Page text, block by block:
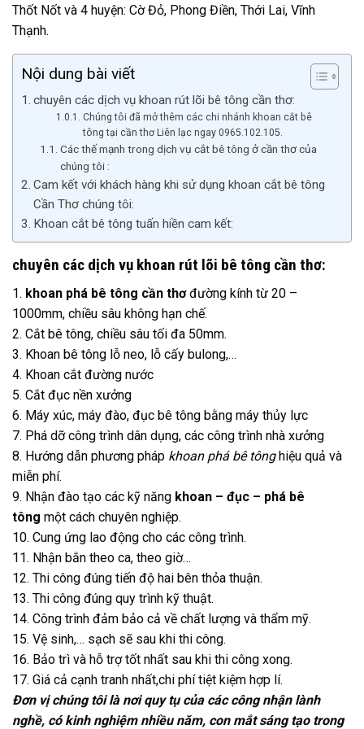
Thốt Nốt và 4 huyện: Cờ Đỏ, Phong Điền, Thới Lai, Vĩnh
Thạnh.
Nội dung bài viết
chuyên các dịch vụ khoan rút lõi bê tông cần thơ:
Chúng tôi đã mở thêm các chi nhánh khoan cắt bê
tông tại cần thơ Liên lạc ngay 0965.102.105.
Các thế mạnh trong dịch vụ cắt bê tông ở cần thơ của
chúng tôi :
Cam kết với khách hàng khi sử dụng khoan cắt bê tông
Cần Thơ chúng tôi:
Khoan cắt bê tông tuấn hiền cam kết:
chuyên các dịch vụ khoan rút lõi bê tông cần thơ:
1. khoan phá bê tông cần thơđường kính từ 20 –
1000mm, chiều sâu không hạn chế.
2. Cắt bê tông, chiều sâu tối đa 50mm.
3. Khoan bê tông lỗ neo, lỗ cấy bulong,…
4. Khoan cắt đường nước
5. Cắt đục nền xưởng
6. Máy xúc, máy đào, đục bê tông bằng máy thủy lực
7. Phá dỡ công trình dân dụng, các công trình nhà xưởng
8. Hướng dẫn phương pháp khoan phá bê tônghiệu quả và
miễn phí.
9. Nhận đào tạo các kỹ năng khoan – đục – phá bê
tông một cách chuyên nghiệp.
10. Cung ứng lao động cho các công trình.
11. Nhận bắn theo ca, theo giờ…
12. Thi công đúng tiến độ hai bên thỏa thuận.
13. Thi công đúng quy trình kỹ thuật.
14. Công trình đảm bảo cả về chất lượng và thẩm mỹ.
15. Vệ sinh,… sạch sẽ sau khi thi công.
16. Bảo trì và hỗ trợ tốt nhất sau khi thi công xong.
17. Giá cả cạnh tranh nhất,chi phí tiệt kiệm hợp lí.
Đơn vị chúng tôi là nơi quy tụ của các công nhận lành
nghề, có kinh nghiệm nhiều năm, con mắt sáng tạo trong